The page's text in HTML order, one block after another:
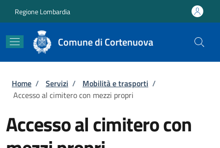
Regione Lombardia
Comune di Cortenuova
Briciole di pane
Home / Servizi / Mobilità e trasporti /
Accesso al cimitero con mezzi propri
Accesso al cimitero con